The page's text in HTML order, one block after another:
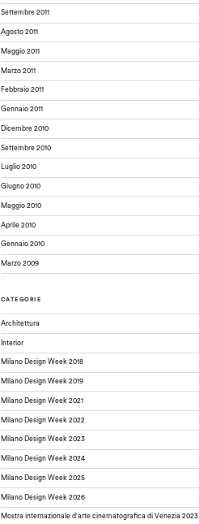
Settembre 2011
Agosto 2011
Maggio 2011
Marzo 2011
Febbraio 2011
Gennaio 2011
Dicembre 2010
Settembre 2010
Luglio 2010
Giugno 2010
Maggio 2010
Aprile 2010
Gennaio 2010
Marzo 2009
CATEGORIE
Architettura
Interior
Milano Design Week 2018
Milano Design Week 2019
Milano Design Week 2021
Milano Design Week 2022
Milano Design Week 2023
Milano Design Week 2024
Milano Design Week 2025
Milano Design Week 2026
Mostra internazionale d'arte cinematografica di Venezia 2023